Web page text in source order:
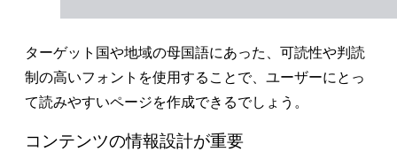
ターゲット国や地域の母国語にあった、可読性や判読
制の高いフォントを使用することで、ユーザーにとっ
て読みやすいページを作成できるでしょう。
コンテンツの情報設計が重要